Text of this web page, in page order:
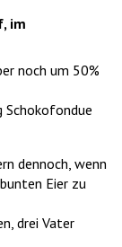
im
noch um 50%
Schokofondue
dennoch, wenn
Eier zu
drei Vater